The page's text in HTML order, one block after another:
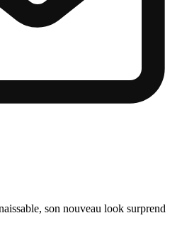
son nouveau look surprend